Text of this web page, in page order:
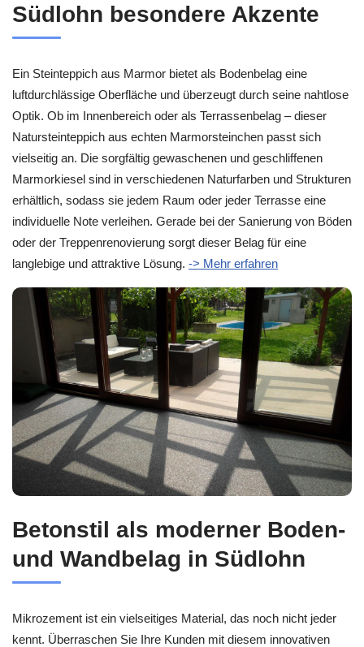
Südlohn besondere Akzente
Ein Steinteppich aus Marmor bietet als Bodenbelag eine
luftdurchlässige Oberfläche und überzeugt durch seine nahtlose
Optik. Ob im Innenbereich oder als Terrassenbelag – dieser
Natursteinteppich aus echten Marmorsteinchen passt sich
vielseitig an. Die sorgfältig gewaschenen und geschliffenen
Marmorkiesel sind in verschiedenen Naturfarben und Strukturen
erhältlich, sodass sie jedem Raum oder jeder Terrasse eine
individuelle Note verleihen. Gerade bei der Sanierung von Böden
oder der Treppenrenovierung sorgt dieser Belag für eine
langlebige und attraktive Lösung. -> Mehr erfahren
Betonstil als moderner Boden-
und Wandbelag in Südlohn
Mikrozement ist ein vielseitiges Material, das noch nicht jeder
kennt. Überraschen Sie Ihre Kunden mit diesem innovativen